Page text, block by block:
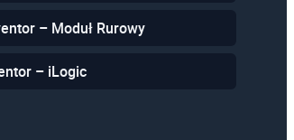
– Moduł Rurowy
– iLogic